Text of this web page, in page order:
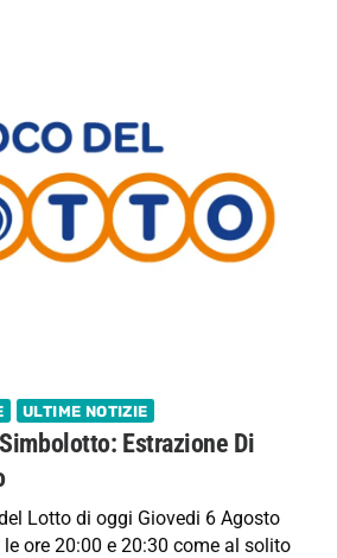
ULTIME NOTIZIE
Estrazione Di
Lotto di oggi Giovedi 6 Agosto
ore 20:00 e 20:30 come al solito